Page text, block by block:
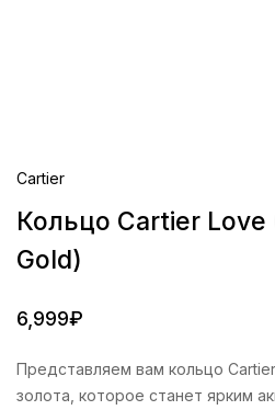
Cartier
Кольцо Cartier Love
Gold)
6,999₽
Представляем вам кольцо
золота, которое станет ярким